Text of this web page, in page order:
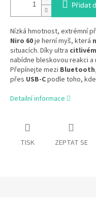
Přidat
Nízká hmotnost, extrémní
Niro 60je herní myš, která
situacích. Díky ultra
nabídne bleskovou reakci
Přepínejte mezi
přes USB-Cpodle toho,
Detailní informace
TISK ZEPTAT SE